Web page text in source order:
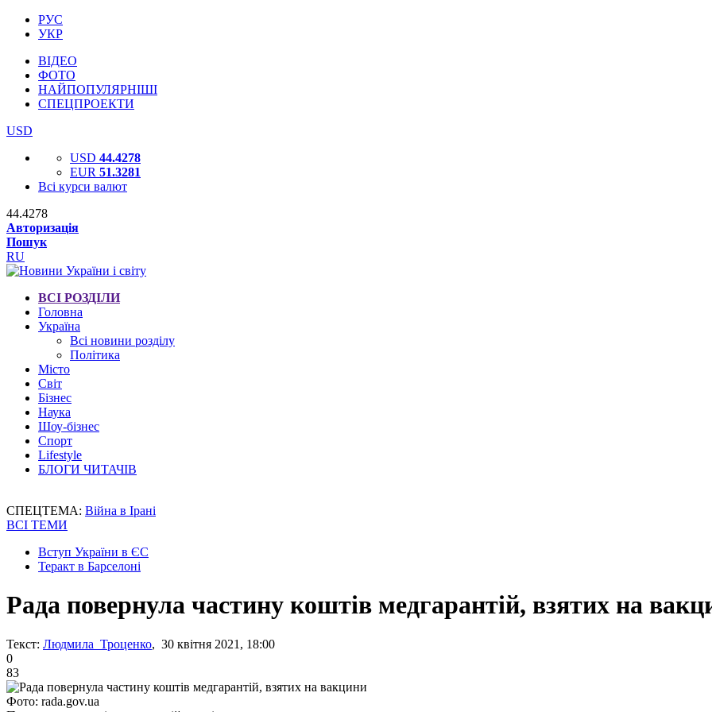
РУС
УКР
ВІДЕО
ФОТО
НАЙПОПУЛЯРНІШІ
СПЕЦПРОЕКТИ
USD
USD 44.4278
EUR 51.3281
Всі курси валют
44.4278
Авторизація
Пошук
RU
ВСІ РОЗДІЛИ
Головна
Україна
Всі новини розділу
Політика
Місто
Світ
Бізнес
Наука
Шоу-бізнес
Спорт
Lifestyle
БЛОГИ ЧИТАЧІВ
СПЕЦТЕМА: Війна в Ірані
ВСІ ТЕМИ
Вступ України в ЄС
Теракт в Барселоні
Рада повернула частину коштів медгарантій, взятих на
Текст: Людмила Троценко, 30 квітня 2021, 18:00
0
83
Фото: rada.gov.ua